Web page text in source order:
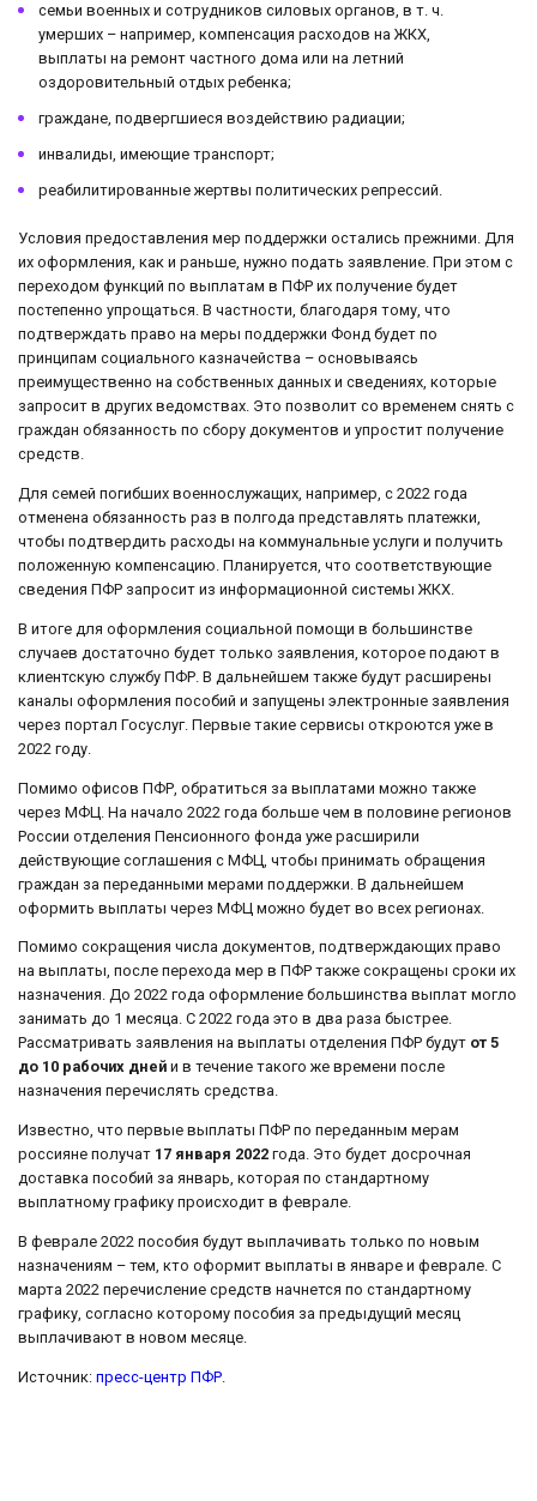
семьи военных и сотрудников силовых органов, в т. ч.
умерших – например, компенсация расходов на ЖКХ,
выплаты на ремонт частного дома или на летний
оздоровительный отдых ребенка;
граждане, подвергшиеся воздействию радиации;
инвалиды, имеющие транспорт;
реабилитированные жертвы политических репрессий.
Условия предоставления мер поддержки остались прежними. Для
их оформления, как и раньше, нужно подать заявление. При этом с
переходом функций по выплатам в ПФР их получение будет
постепенно упрощаться. В частности, благодаря тому, что
подтверждать право на меры поддержки Фонд будет по
принципам социального казначейства – основываясь
преимущественно на собственных данных и сведениях, которые
запросит в других ведомствах. Это позволит со временем снять с
граждан обязанность по сбору документов и упростит получение
средств.
Для семей погибших военнослужащих, например, с 2022 года
отменена обязанность раз в полгода представлять платежки,
чтобы подтвердить расходы на коммунальные услуги и получить
положенную компенсацию. Планируется, что соответствующие
сведения ПФР запросит из информационной системы ЖКХ.
В итоге для оформления социальной помощи в большинстве
случаев достаточно будет только заявления, которое подают в
клиентскую службу ПФР. В дальнейшем также будут расширены
каналы оформления пособий и запущены электронные заявления
через портал Госуслуг. Первые такие сервисы откроются уже в
2022 году.
Помимо офисов ПФР, обратиться за выплатами можно также
через МФЦ. На начало 2022 года больше чем в половине регионов
России отделения Пенсионного фонда уже расширили
действующие соглашения с МФЦ, чтобы принимать обращения
граждан за переданными мерами поддержки. В дальнейшем
оформить выплаты через МФЦ можно будет во всех регионах.
Помимо сокращения числа документов, подтверждающих право
на выплаты, после перехода мер в ПФР также сокращены сроки их
назначения. До 2022 года оформление большинства выплат могло
занимать до 1 месяца. С 2022 года это в два раза быстрее.
Рассматривать заявления на выплаты отделения ПФР будут от 5
до 10 рабочих дней и в течение такого же времени после
назначения перечислять средства.
Известно, что первые выплаты ПФР по переданным мерам
россияне получат 17 января 2022 года. Это будет досрочная
доставка пособий за январь, которая по стандартному
выплатному графику происходит в феврале.
В феврале 2022 пособия будут выплачивать только по новым
назначениям – тем, кто оформит выплаты в январе и феврале. С
марта 2022 перечисление средств начнется по стандартному
графику, согласно которому пособия за предыдущий месяц
выплачивают в новом месяце.
Источник: пресс-центр ПФР